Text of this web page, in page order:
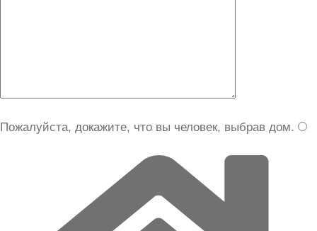
Пожалуйста, докажите, что вы человек, выбрав дом.